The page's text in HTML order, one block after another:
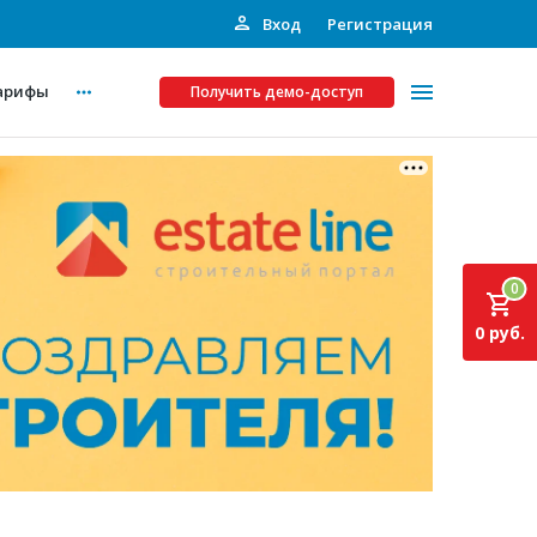
Вход Регистрация
Получить демо-доступ
Платные услуги
Рекламодателям
Инвестпроекты
Подписка на Базу
0
0 руб.